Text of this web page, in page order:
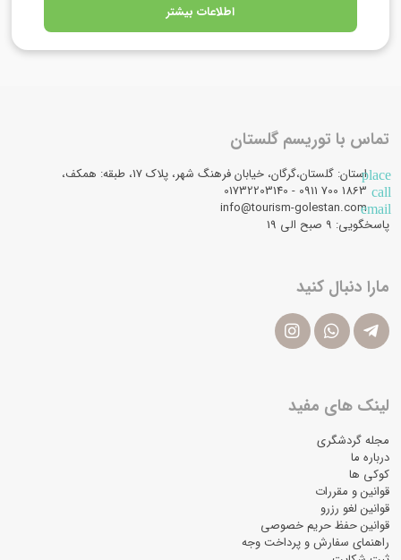
اطلاعات بیشتر
تماس با توریسم گلستان
placeاستان: گلستان،گرگان، خیابان فرهنگ شهر، پلاک 17، طبقه: همکف،
call
email
info@tourism-golestan.com
پاسخگویی: ۹ صبح الی 19
مارا دنبال کنید
لینک های مفید
مجله گردشگری
درباره ما
کوکی ها
قوانین و مقررات
قوانین لغو رزرو
قوانین حفظ حریم خصوصی
راهنمای سفارش و پرداخت وجه